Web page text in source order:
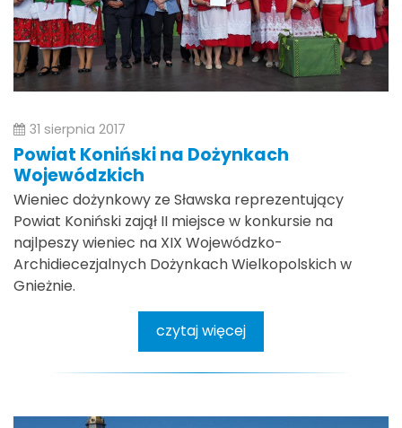
31 sierpnia 2017
Powiat Koniński na Dożynkach
Wojewódzkich
Wieniec dożynkowy ze Sławska reprezentujący
Powiat Koniński zajął II miejsce w konkursie na
najlpeszy wieniec na XIX Wojewódzko-
Archidiecezjalnych Dożynkach Wielkopolskich w
Gnieżnie.
czytaj więcej